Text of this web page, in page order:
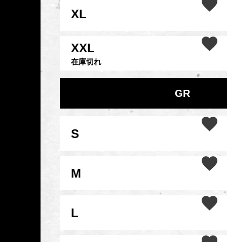
XL
XXL
在庫切れ
GR
S
M
L